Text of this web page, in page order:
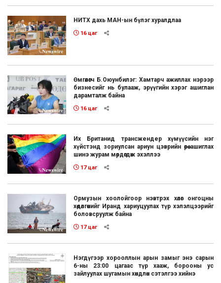
НИТХ дахь МАН-ын бүлэг хуралдлаа
16 цаг
Өмгөөлөгч Б.Оюунбилэг: Хамтарч ажиллах нэрээр
бизнесийг нь булааж, эрүүгийн хэрэг ашиглан
дарамталж байна
16 цаг
Их Британид трансжендер хүмүүсийн нэг
хүйстэнд зориулсан ариун цэврийн өрөө ашиглах
шинэ журам мөрдөгдөж эхэллээ
17 цаг
Ормузын хоолойгоор нэвтрэх хөлөг онгоцны
хөдөлгөөнийг Иранд хариуцуулах түр хэлэлцээрийг
боловсруулж байна
17 цаг
Нэгдүгээр хорооллын арын замыг энэ сарын
6-ны 23:00 цагаас түр хааж, борооны ус
зайлуулах шугамын хөндлөн сэтэлгээ хийнэ